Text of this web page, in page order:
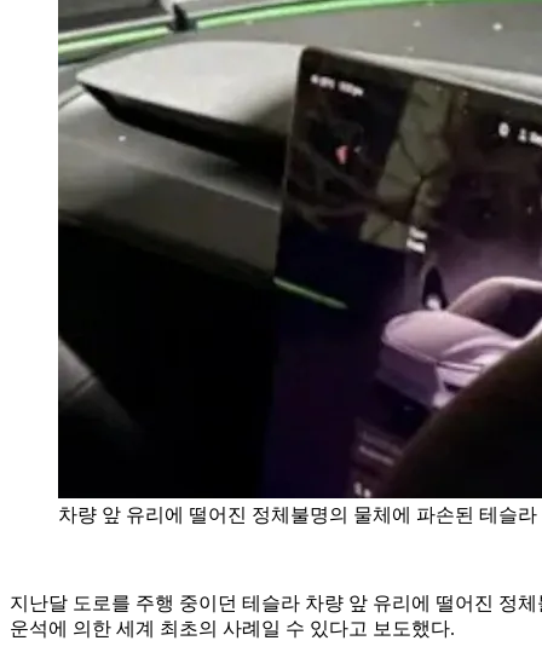
차량 앞 유리에 떨어진 정체불명의 물체에 파손된 테슬라
지난달 도로를 주행 중이던 테슬라 차량 앞 유리에 떨어진 정
운석에 의한 세계 최초의 사례일 수 있다고 보도했다.